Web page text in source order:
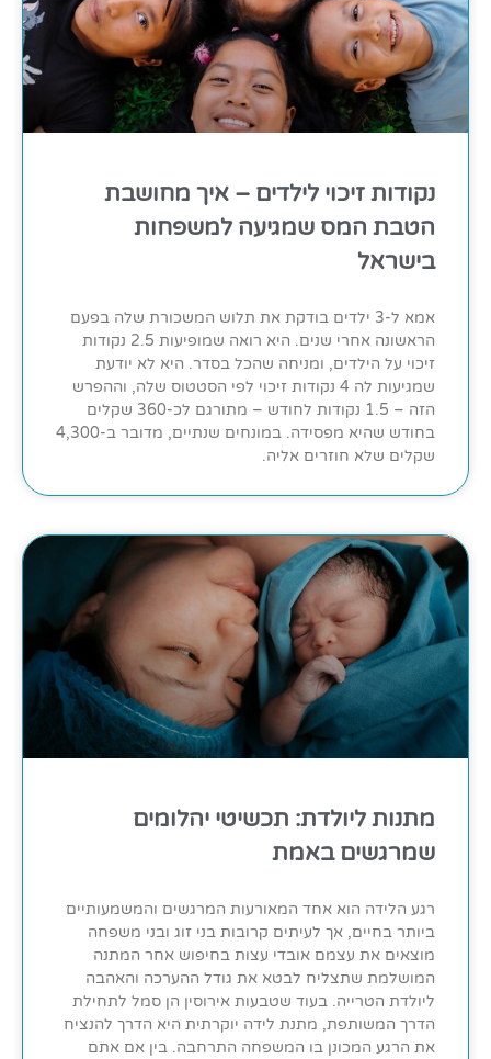
נקודות זיכוי לילדים – איך מחושבת
הטבת המס שמגיעה למשפחות
בישראל
אמא ל-3 ילדים בודקת את תלוש המשכורת שלה בפעם
הראשונה אחרי שנים. היא רואה שמופיעות 2.5 נקודות
זיכוי על הילדים, ומניחה שהכל בסדר. היא לא יודעת
שמגיעות לה 4 נקודות זיכוי לפי הסטטוס שלה, וההפרש
הזה – 1.5 נקודות לחודש – מתורגם לכ-360 שקלים
בחודש שהיא מפסידה. במונחים שנתיים, מדובר ב-4,300
שקלים שלא חוזרים אליה.
מתנות ליולדת: תכשיטי יהלומים
שמרגשים באמת
רגע הלידה הוא אחד המאורעות המרגשים והמשמעותיים
ביותר בחיים, אך לעיתים קרובות בני זוג ובני משפחה
מוצאים את עצמם אובדי עצות בחיפוש אחר המתנה
המושלמת שתצליח לבטא את גודל ההערכה והאהבה
ליולדת הטרייה. בעוד שטבעות אירוסין הן סמל לתחילת
הדרך המשותפת, מתנת לידה יוקרתית היא הדרך להנציח
את הרגע המכונן בו המשפחה התרחבה. בין אם אתם